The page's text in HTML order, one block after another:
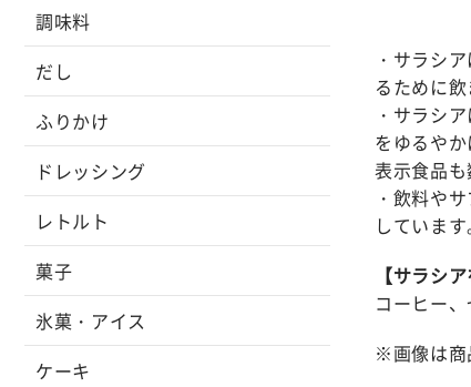
調味料
だし
ふりかけ
ドレッシング
レトルト
菓子
氷菓・アイス
ケーキ
・サラシ
るために飲
・サラシ
をゆるや
表示食品も
・飲料や
しています
【サラシ
コーヒー
※画像は商